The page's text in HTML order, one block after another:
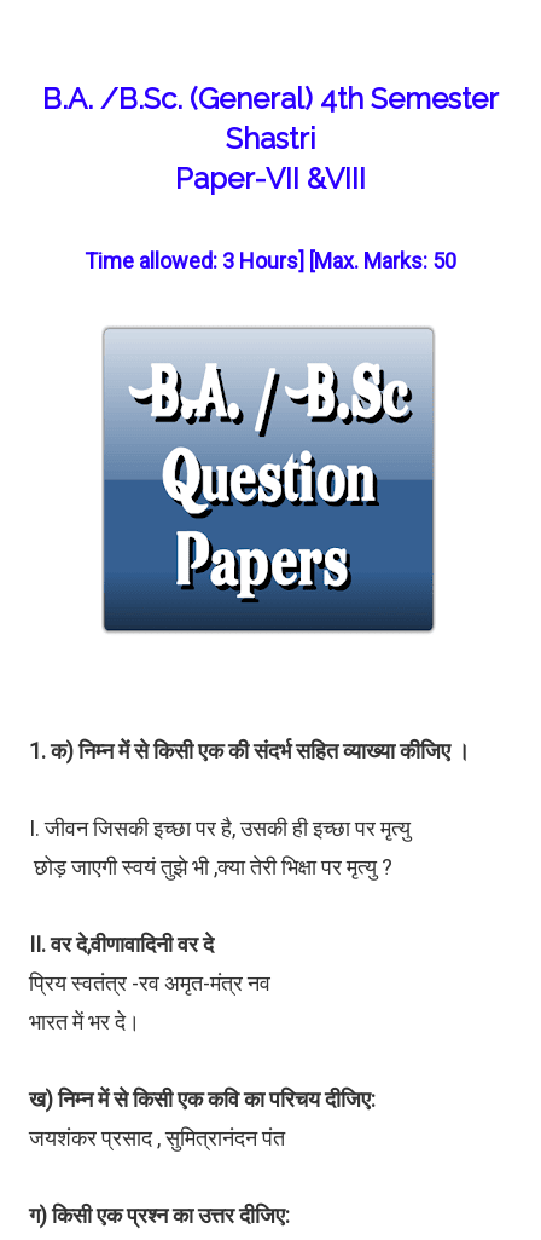
B.A. /B.Sc. (General) 4th Semester
Shastri
Paper-VII &VIII
Time allowed: 3 Hours] [Max. Marks: 50
1. क) निम्न में से किसी एक की संदर्भ सहित व्याख्या कीजिए ।
I. जीवन जिसकी इच्छा पर है, उसकी ही इच्छा पर मृत्यु
छोड़ जाएगी स्वयं तुझे भी ,क्या तेरी भिक्षा पर मृत्यु ?
II. वर दे,वीणावादिनी वर दे
प्रिय स्वतंत्र -रव अमृत-मंत्र नव
भारत में भर दे।
ख) निम्न में से किसी एक कवि का परिचय दीजिए:
जयशंकर प्रसाद , सुमित्रानंदन पंत
ग) किसी एक प्रश्न का उत्तर दीजिए: